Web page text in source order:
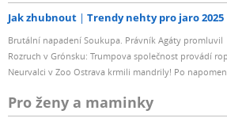
Jak zhubnout Trendy nehty pro jaro 2025
Brutální napadení Soukupa. Právník Agáty promluvil
Rozruch v Grónsku: Trumpova společnost provádí
Neurvalci v Zoo Ostrava krmili mandrily! Po
Pro ženy a maminky